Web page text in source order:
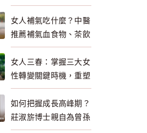
本草養生路
女人補氣吃什麼？中醫
推薦補氣血食物、茶飲
與保健品一次看懂
女人三春：掌握三大女
性轉變關鍵時機，重塑
健康體質，自然逆齡回
春！
如何把握成長高峰期？
莊淑旂博士親自為曾孫
三胞胎打造黃金成長策